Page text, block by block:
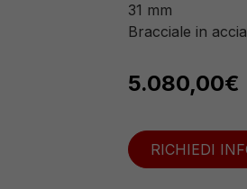
31 mm
Bracciale in
5.080,00€
RICHIEDI